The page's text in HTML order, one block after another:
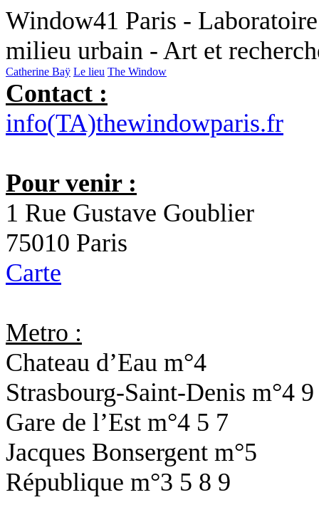
Window41 Paris -
milieu urbain - Art et
Catherine Baÿ Le lieu The Window
Contact :
info(TA)thewindowparis.fr
Pour venir :
1 Rue Gustave Goublier
75010 Paris
Carte
Metro :
Chateau d’Eau m°4
Strasbourg-Saint-Denis m°4
Gare de l’Est m°4 5 7
Jacques Bonsergent m°5
République m°3 5 8 9